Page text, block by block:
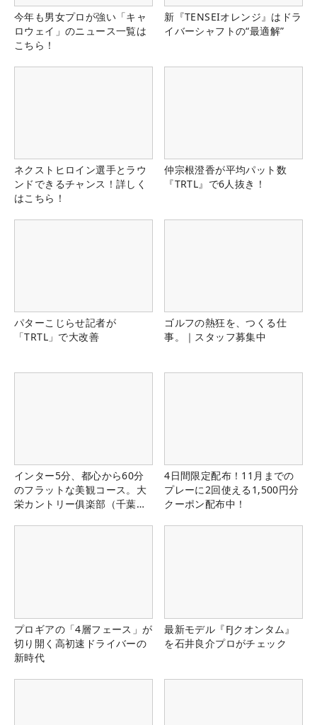
今年も男女プロが強い「キャ
ロウェイ」のニュース一覧は
こちら！
新『TENSEIオレンジ』はドラ
イバーシャフトの“最適解”
ネクストヒロイン選手とラウ
ンドできるチャンス！詳しく
はこちら！
仲宗根澄香が平均パット数
『TRTL』で6人抜き！
パターこじらせ記者が
「TRTL」で大改善
ゴルフの熱狂を、つくる仕
事。｜スタッフ募集中
インター5分、都心から60分
のフラットな美観コース。大
栄カントリー俱楽部（千葉
4日間限定配布！11月までの
プレーに2回使える1,500円分
クーポン配布中！
プロギアの「4層フェース」が
切り開く高初速ドライバーの
新時代
最新モデル『FJクオンタム』
を石井良介プロがチェック